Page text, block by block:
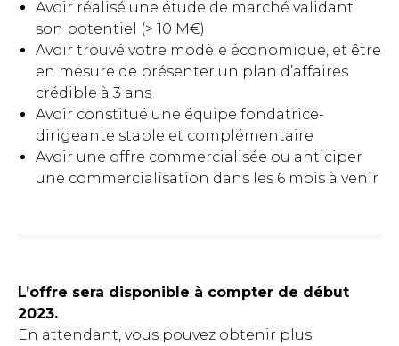
Avoir réalisé une étude de marché validant
son potentiel (> 10 M€)
Avoir trouvé votre modèle économique, et être
en mesure de présenter un plan d’affaires
crédible à 3 ans
Avoir constitué une équipe fondatrice-
dirigeante stable et complémentaire
Avoir une offre commercialisée ou anticiper
une commercialisation dans les 6 mois à venir
L’offre sera disponible à compter de début
2023.
En attendant, vous pouvez obtenir plus